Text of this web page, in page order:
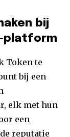
bij
platform
Token te
bij een
elk met hun
een
reputatie